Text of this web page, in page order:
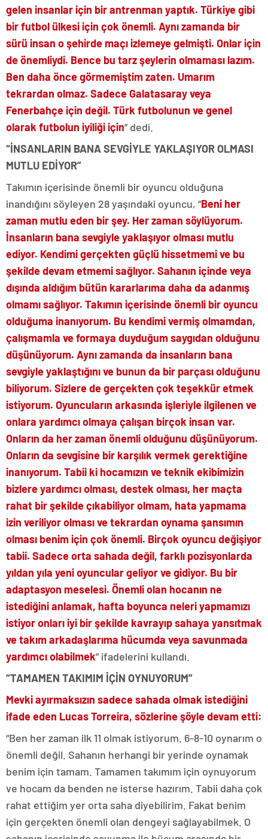
gelen insanlar için bir antrenman yaptık. Türkiye gibi
bir futbol ülkesi için çok önemli. Aynı zamanda bir
sürü insan o şehirde maçı izlemeye gelmişti. Onlar için
de önemliydi. Bence bu tarz şeylerin olmaması lazım.
Ben daha önce görmemiştim zaten. Umarım
tekrardan olmaz. Sadece Galatasaray veya
Fenerbahçe için değil. Türk futbolunun ve genel
olarak futbolun iyiliği için” dedi.
“İNSANLARIN BANA SEVGİYLE YAKLAŞIYOR OLMASI
MUTLU EDİYOR”
Takımın içerisinde önemli bir oyuncu olduğuna
inandığını söyleyen 28 yaşındaki oyuncu, “Beni her
zaman mutlu eden bir şey. Her zaman söylüyorum.
İnsanların bana sevgiyle yaklaşıyor olması mutlu
ediyor. Kendimi gerçekten güçlü hissetmemi ve bu
şekilde devam etmemi sağlıyor. Sahanın içinde veya
dışında aldığım bütün kararlarıma daha da adanmış
olmamı sağlıyor. Takımın içerisinde önemli bir oyuncu
olduğuma inanıyorum. Bu kendimi vermiş olmamdan,
çalışmamla ve formaya duyduğum saygıdan olduğunu
düşünüyorum. Aynı zamanda da insanların bana
sevgiyle yaklaştığını ve bunun da bir parçası olduğunu
biliyorum. Sizlere de gerçekten çok teşekkür etmek
istiyorum. Oyuncuların arkasında işleriyle ilgilenen ve
onlara yardımcı olmaya çalışan birçok insan var.
Onların da her zaman önemli olduğunu düşünüyorum.
Onların da sevgisine bir karşılık vermek gerektiğine
inanıyorum. Tabii ki hocamızın ve teknik ekibimizin
bizlere yardımcı olması, destek olması, her maçta
rahat bir şekilde çıkabiliyor olmam, hata yapmama
izin veriliyor olması ve tekrardan oynama şansımın
olması benim için çok önemli. Birçok oyuncu değişiyor
tabii. Sadece orta sahada değil, farklı pozisyonlarda
yıldan yıla yeni oyuncular geliyor ve gidiyor. Bu bir
adaptasyon meselesi. Önemli olan hocanın ne
istediğini anlamak, hafta boyunca neleri yapmamızı
istiyor onları iyi bir şekilde kavrayıp sahaya yansıtmak
ve takım arkadaşlarıma hücumda veya savunmada
yardımcı olabilmek” ifadelerini kullandı.
“TAMAMEN TAKIMIM İÇİN OYNUYORUM”
Mevki ayırmaksızın sadece sahada olmak istediğini
ifade eden Lucas Torreira, sözlerine şöyle devam etti:
“Ben her zaman ilk 11 olmak istiyorum. 6-8-10 oynarım o
önemli değil. Sahanın herhangi bir yerinde oynamak
benim için tamam. Tamamen takımım için oynuyorum
ve hocam da benden ne isterse hazırım. Tabii daha çok
rahat ettiğim yer orta saha diyebilirim. Fakat benim
için gerçekten önemli olan dengeyi sağlayabilmek. O